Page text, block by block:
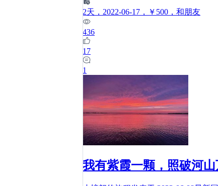
2天 ，2022-06-17 ，￥500 ，和朋友
436
17
1
我有紫霞一颗，照破河